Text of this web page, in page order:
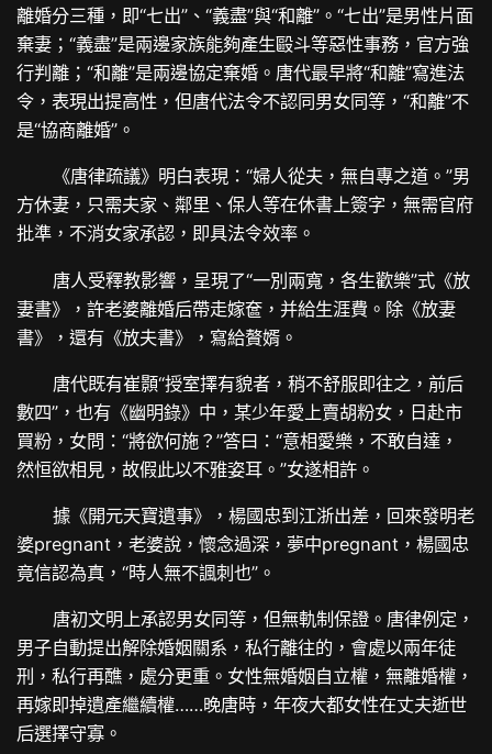
離婚分三種，即“七出”、“義盡”與“和離”。“七出”是男性片面
棄妻；“義盡”是兩邊家族能夠產生毆斗等惡性事務，官方強
行判離；“和離”是兩邊協定棄婚。唐代最早將“和離”寫進法
令，表現出提高性，但唐代法令不認同男女同等，“和離”不
是“協商離婚”。
《唐律疏議》明白表現：“婦人從夫，無自專之道。”男
方休妻，只需夫家、鄰里、保人等在休書上簽字，無需官府
批準，不消女家承認，即具法令效率。
唐人受釋教影響，呈現了“一別兩寬，各生歡樂”式《放
妻書》，許老婆離婚后帶走嫁奩，并給生涯費。除《放妻
書》，還有《放夫書》，寫給贅婿。
唐代既有崔顥“授室擇有貌者，稍不舒服即往之，前后
數四”，也有《幽明錄》中，某少年愛上賣胡粉女，日赴市
買粉，女問：“將欲何施？”答曰：“意相愛樂，不敢自達，
然恒欲相見，故假此以不雅姿耳。”女遂相許。
據《開元天寶遺事》，楊國忠到江浙出差，回來發明老
婆pregnant，老婆說，懷念過深，夢中pregnant，楊國忠
竟信認為真，“時人無不諷刺也”。
唐初文明上承認男女同等，但無軌制保證。唐律例定，
男子自動提出解除婚姻關系，私行離往的，會處以兩年徒
刑，私行再醮，處分更重。女性無婚姻自立權，無離婚權，
再嫁即掉遺產繼續權……晚唐時，年夜大都女性在丈夫逝世
后選擇守寡。